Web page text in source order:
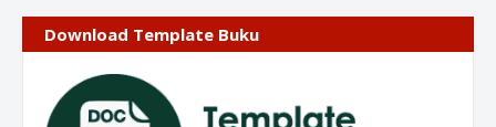
Download Template Buku